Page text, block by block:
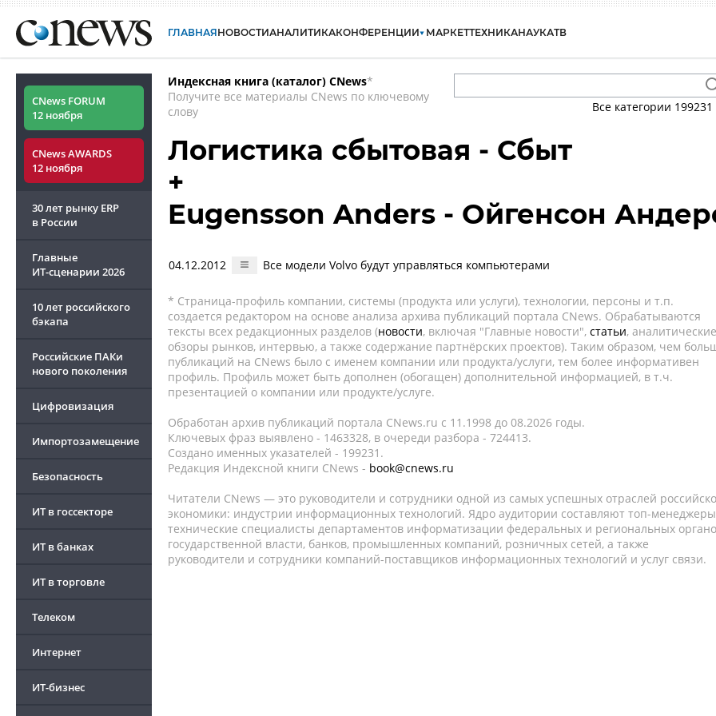
ГЛАВНАЯНОВОСТИАНАЛИТИКАКОНФЕРЕНЦИИ МАРКЕТТЕХНИКАНАУКАТВ
CNews FORUM
12 ноября
CNews AWARDS
12 ноября
30 лет рынку ERP
в России
Главные
ИТ-сценарии 2026
10 лет российского
бэкапа
Российские ПАКи
нового поколения
Цифровизация
Импортозамещение
Безопасность
ИТ в госсекторе
ИТ в банках
ИТ в торговле
Телеком
Интернет
ИТ-бизнес
Индексная книга (каталог) CNews*
Получите все материалы CNews по ключевому
слову
Все категории 199231
Логистика сбытовая - Сбыт
+
Eugensson Anders - Ойгенсон
04.12.2012 Все модели Volvo будут управляться компьютерами
* Страница-профиль компании, системы (продукта или услуги), технологии, персоны и т.п.
создается редактором на основе анализа архива публикаций портала CNews. Обрабатываются
тексты всех редакционных разделов (новости, включая "Главные новости", статьи, аналитические
обзоры рынков, интервью, а также содержание партнёрских проектов). Таким образом, чем
публикаций на CNews было с именем компании или продукта/услуги, тем более информативен
профиль. Профиль может быть дополнен (обогащен) дополнительной информацией, в т.ч.
презентацией о компании или продукте/услуге.
Обработан архив публикаций портала CNews.ru c 11.1998 до 08.2026 годы.
Ключевых фраз выявлено - 1463328, в очереди разбора - 724413.
Создано именных указателей - 199231.
Редакция Индексной книги CNews - book@cnews.ru
Читатели CNews — это руководители и сотрудники одной из самых успешных отраслей
экономики: индустрии информационных технологий. Ядро аудитории составляют топ-
технические специалисты департаментов информатизации федеральных и региональных
государственной власти, банков, промышленных компаний, розничных сетей, а также
руководители и сотрудники компаний-поставщиков информационных технологий и услуг связи.